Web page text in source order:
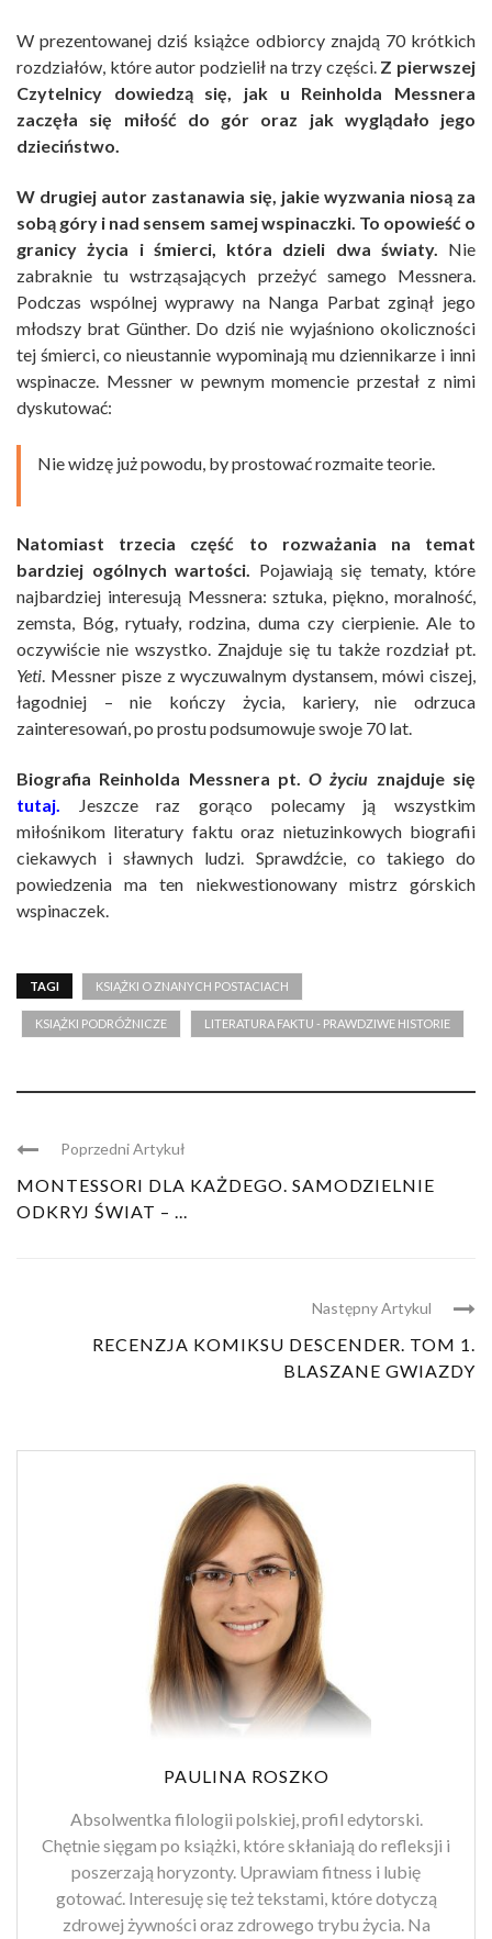
W prezentowanej dziś książce odbiorcy znajdą 70 krótkich
rozdziałów, które autor podzielił na trzy części. Z pierwszej
Czytelnicy dowiedzą się, jak u Reinholda Messnera
zaczęła się miłość do gór oraz jak wyglądało jego
dzieciństwo.
W drugiej autor zastanawia się, jakie wyzwania niosą za
sobą góry i nad sensem samej wspinaczki. To opowieść o
granicy życia i śmierci, która dzieli dwa światy.
Nie
zabraknie tu wstrząsających przeżyć samego Messnera.
Podczas wspólnej wyprawy na Nanga Parbat zginął jego
młodszy brat Günther. Do dziś nie wyjaśniono okoliczności
tej śmierci, co nieustannie wypominają mu dziennikarze i inni
wspinacze. Messner w pewnym momencie przestał z nimi
dyskutować:
Nie widzę już powodu, by prostować rozmaite teorie.
Natomiast trzecia część to rozważania na temat
bardziej ogólnych wartości.
Pojawiają się tematy, które
najbardziej interesują Messnera: sztuka, piękno, moralność,
zemsta, Bóg, rytuały, rodzina, duma czy cierpienie. Ale to
oczywiście nie wszystko. Znajduje się tu także rozdział pt.
Yeti . Messner pisze z wyczuwalnym dystansem, mówi ciszej,
łagodniej – nie kończy życia, kariery, nie odrzuca
zainteresowań, po prostu podsumowuje swoje 70 lat.
Biografia Reinholda Messnera pt.O życiu znajduje się
tutaj.
Jeszcze raz gorąco polecamy ją wszystkim
miłośnikom literatury faktu oraz nietuzinkowych biografii
ciekawych i sławnych ludzi. Sprawdźcie, co takiego do
powiedzenia ma ten niekwestionowany mistrz górskich
wspinaczek.
TAGI KSIĄŻKI O ZNANYCH POSTACIACH
KSIĄŻKI PODRÓŻNICZE LITERATURA FAKTU - PRAWDZIWE HISTORIE
Poprzedni Artykuł
MONTESSORI DLA KAŻDEGO. SAMODZIELNIE
ODKRYJ ŚWIAT – ...
Następny Artykul
RECENZJA KOMIKSU DESCENDER. TOM 1.
BLASZANE GWIAZDY
PAULINA ROSZKO
Absolwentka filologii polskiej, profil edytorski.
Chętnie sięgam po książki, które skłaniają do refleksji i
poszerzają horyzonty. Uprawiam fitness i lubię
gotować. Interesuję się też tekstami, które dotyczą
zdrowej żywności oraz zdrowego trybu życia. Na